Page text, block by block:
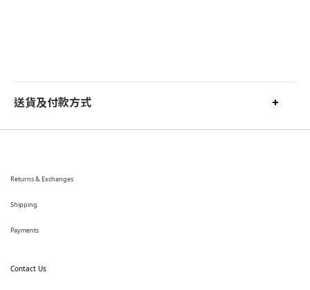
送貨及付款方式
Returns & Exchanges
Shipping
Payments
Contact Us